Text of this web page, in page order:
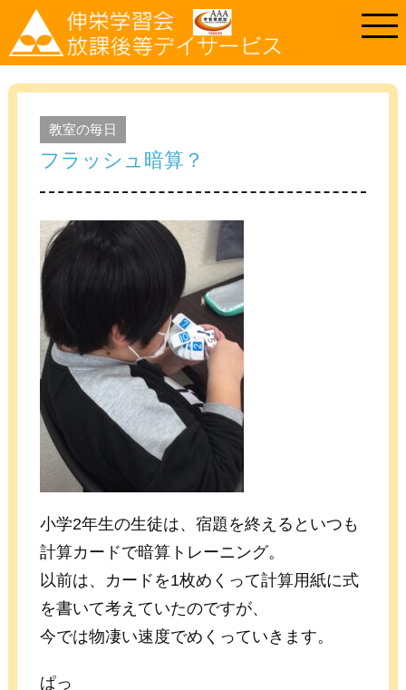
教室の毎日
フラッシュ暗算？
小学2年生の生徒は、宿題を終えるといつも
計算カードで暗算トレーニング。
以前は、カードを1枚めくって計算用紙に式
を書いて考えていたのですが、
今では物凄い速度でめくっていきます。
ぱっ